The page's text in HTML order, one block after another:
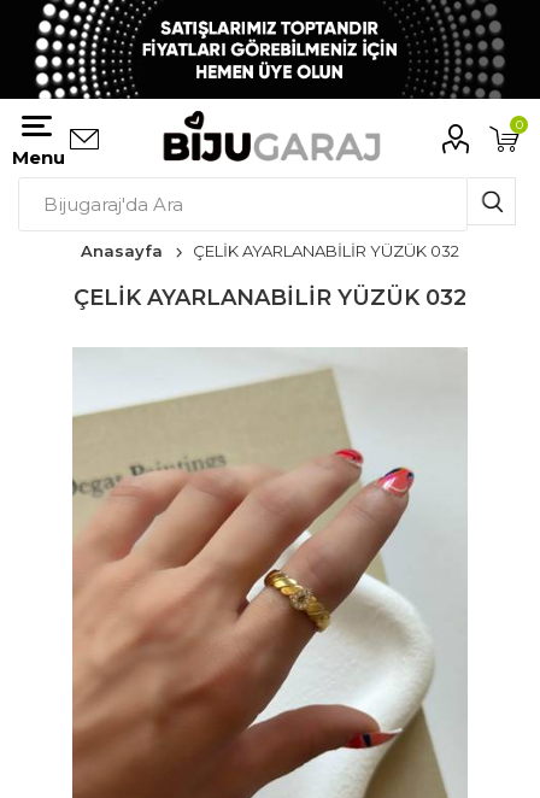
Menu
0
Anasayfa ÇELİK AYARLANABİLİR YÜZÜK 032
ÇELİK AYARLANABİLİR YÜZÜK 032